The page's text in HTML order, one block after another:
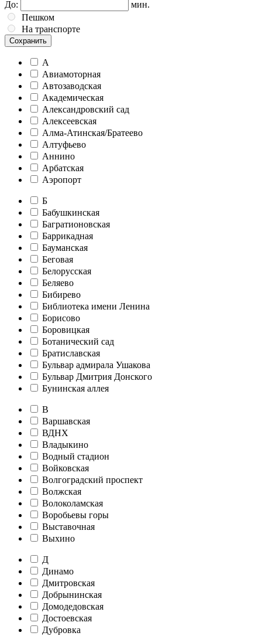
До:
мин.
Пешком
На транспорте
Сохранить
А
Авиамоторная
Автозаводская
Академическая
Александровский сад
Алексеевская
Алма-Атинская/Братеево
Алтуфьево
Аннино
Арбатская
Аэропорт
Б
Бабушкинская
Багратионовская
Баррикадная
Бауманская
Беговая
Белорусская
Беляево
Бибирево
Библиотека имени Ленина
Борисово
Боровицкая
Ботанический сад
Братиславская
Бульвар адмирала Ушакова
Бульвар Дмитрия Донского
Бунинская аллея
В
Варшавская
ВДНХ
Владыкино
Водный стадион
Войковская
Волгоградский проспект
Волжская
Волоколамская
Воробьевы горы
Выставочная
Выхино
Д
Динамо
Дмитровская
Добрынинская
Домодедовская
Достоевская
Дубровка